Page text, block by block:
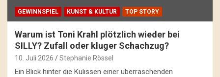
GEWINNSPIEL KUNST & KULTUR TOP STORY
Warum ist Toni Krahl plötzlich wieder bei
SILLY? Zufall oder kluger Schachzug?
10. Juli 2026 Stephanie Rössel
Ein Blick hinter die Kulissen einer überraschenden